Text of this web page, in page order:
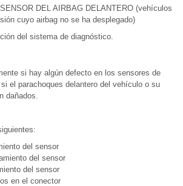
DEL AIRBAG DELANTERO (vehículos
cuyo airbag no se ha desplegado)
del sistema de diagnóstico.
si hay algún defecto en los sensores de
el parachoques delantero del vehículo o su
dañados.
del sensor
del sensor
del sensor
en el conector